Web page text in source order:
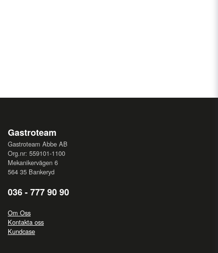
Gastroteam
Gastroteam Abbe AB
Org.nr: 559101-1100
Mekanikervägen 6
564 35 Bankeryd
036 - 777 90 90
Om Oss
Kontakta oss
Kundcase